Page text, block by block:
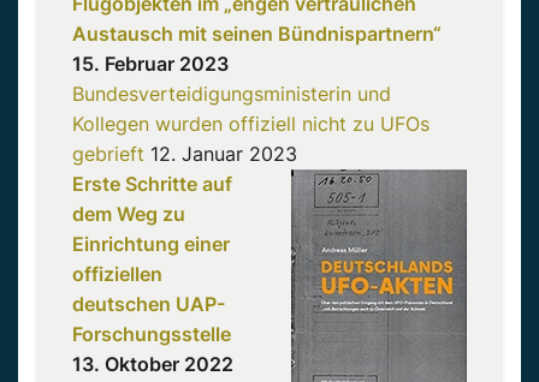
Austausch mit seinen Bündnispartnern“
15. Februar 2023
Bundesverteidigungsministerin und
Kollegen wurden offiziell nicht zu UFOs
gebrieft 12. Januar 2023
Erste Schritte auf
dem Weg zu
Einrichtung einer
offiziellen
deutschen UAP-
Forschungsstelle
13. Oktober 2022